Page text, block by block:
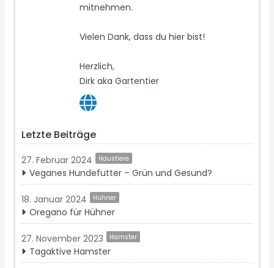
mitnehmen.
Vielen Dank, dass du hier bist!
Herzlich,
Dirk aka Gartentier
Letzte Beiträge
27. Februar 2024 Haustiere
Veganes Hundefutter – Grün und Gesund?
18. Januar 2024 Hühner
Oregano für Hühner
27. November 2023 Hamster
Tagaktive Hamster